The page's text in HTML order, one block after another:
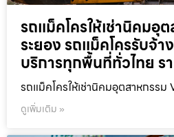
รถแม็คโครให้เช่านิคมอุ
ระยอง รถแม็คโครรับจ้า
บริการทุกพื้นที่ทั่วไทย ร
รถแม็คโครให้เช่านิคมอุตสาหกรรม
ดูเพิ่มเติม »